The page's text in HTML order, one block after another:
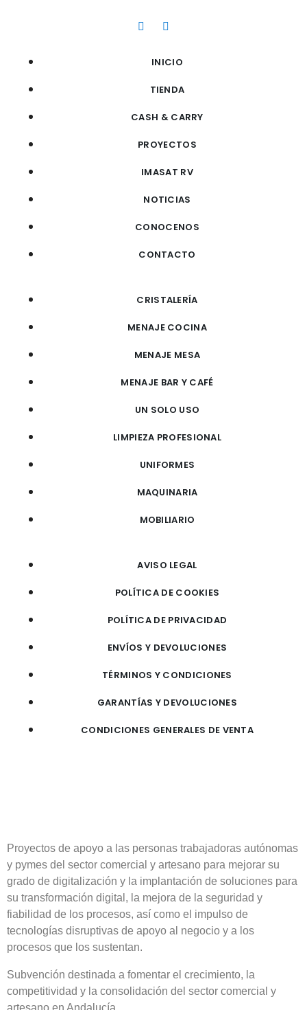
INICIO
TIENDA
CASH & CARRY
PROYECTOS
IMASAT RV
NOTICIAS
CONOCENOS
CONTACTO
CRISTALERÍA
MENAJE COCINA
MENAJE MESA
MENAJE BAR Y CAFÉ
UN SOLO USO
LIMPIEZA PROFESIONAL
UNIFORMES
MAQUINARIA
MOBILIARIO
AVISO LEGAL
POLÍTICA DE COOKIES
POLÍTICA DE PRIVACIDAD
ENVÍOS Y DEVOLUCIONES
TÉRMINOS Y CONDICIONES
GARANTÍAS Y DEVOLUCIONES
CONDICIONES GENERALES DE VENTA
Proyectos de apoyo a las personas trabajadoras autónomas
y pymes del sector comercial y artesano para mejorar su
grado de digitalización y la implantación de soluciones para
su transformación digital, la mejora de la seguridad y
fiabilidad de los procesos, así como el impulso de
tecnologías disruptivas de apoyo al negocio y a los
procesos que los sustentan.
Subvención destinada a fomentar el crecimiento, la
competitividad y la consolidación del sector comercial y
artesano en Andalucía.